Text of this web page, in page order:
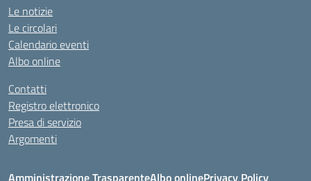
Le notizie
Le circolari
Calendario eventi
Albo online
Contatti
Registro elettronico
Presa di servizio
Argomenti
Amministrazione TrasparenteAlbo onlinePrivacy Policy